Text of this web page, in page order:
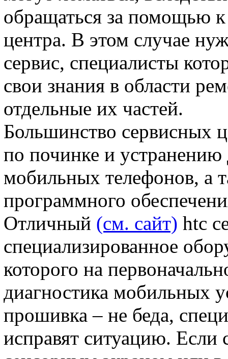
обращаться за помощью к
центра. В этом случае
сервис, специалисты
свои знания в области
отдельные их частей.
Большинство сервисных
по починке и устранению
мобильных телефонов, а
программного
Отличный (см. сайт) htc
специализированное
которого на
диагностика мобильных
прошивка – не беда,
исправят ситуацию.